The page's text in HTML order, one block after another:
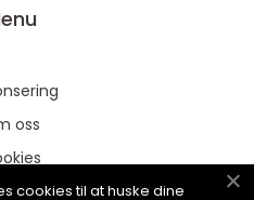
oss
oss
cookies til at huske dine